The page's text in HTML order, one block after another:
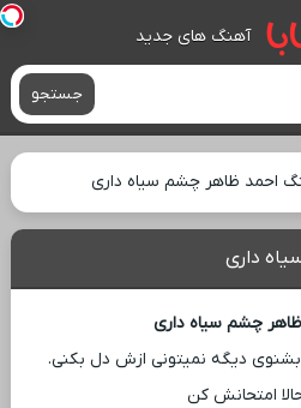
آهنگ های جدید
جستجو
احمد ظاهر چشم سیاه داری
داری
چشم سیاه داری
بشنوی دیگه نمیتونی ازش دل بکنی.
امتحانش کن